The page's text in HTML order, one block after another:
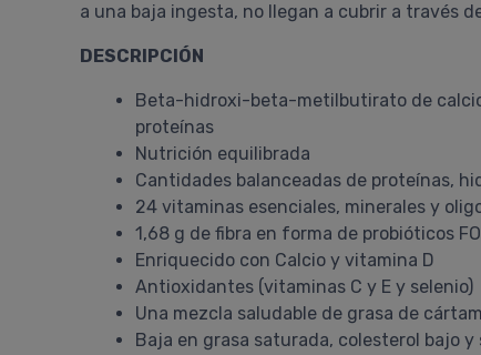
a una baja ingesta, no llegan a cubrir a través
DESCRIPCIÓN
Beta-hidroxi-beta-metilbutirato de
proteínas
Nutrición equilibrada
Cantidades balanceadas de proteínas,
24 vitaminas esenciales, minerales y
1,68 g de fibra en forma de probióticos
Enriquecido con Calcio y vitamina D
Antioxidantes (vitaminas C y E y selenio)
Una mezcla saludable de grasa de
Baja en grasa saturada, colesterol bajo